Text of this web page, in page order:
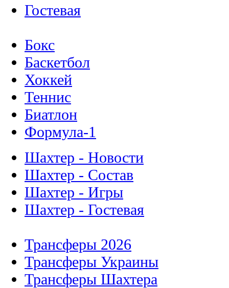
Гостевая
Бокс
Баскетбол
Хоккей
Теннис
Биатлон
Формула-1
Шахтер - Новости
Шахтер - Состав
Шахтер - Игры
Шахтер - Гостевая
Трансферы 2026
Трансферы Украины
Трансферы Шахтера